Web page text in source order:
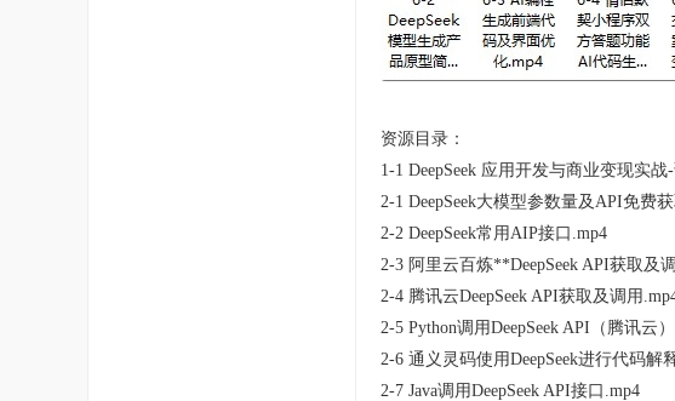
资源目录：
1-1 DeepSeek 应用开发与商业变现实战
2-1 DeepSeek大模型参数量及API免费
2-2 DeepSeek常用AIP接口.mp4
2-3 阿里云百炼**DeepSeek API获取及
2-4 腾讯云DeepSeek API获取及调用
2-5 Python调用DeepSeek API（腾讯云
2-6 通义灵码使用DeepSeek进行代码解
2-7 Java调用DeepSeek API接口.mp4